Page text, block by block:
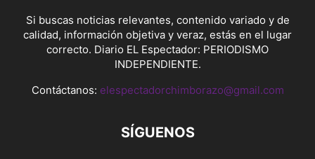
Si buscas noticias relevantes, contenido variado y de
calidad, información objetiva y veraz, estás en el lugar
correcto. Diario EL Espectador: PERIODISMO
INDEPENDIENTE.
Contáctanos: elespectadorchimborazo@gmail.com
SÍGUENOS